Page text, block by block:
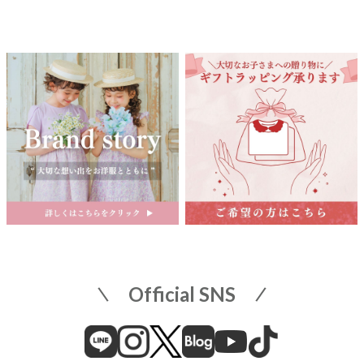
店舗詳細へ
中部
名古屋栄 三越
名古屋市中区栄3-5-1
名古屋栄 三越 7F 子供服売場
近鉄百貨店 上本町店
関東
東武百貨店 船橋店
子供服売場
【開催期間】
2026.08.1 ～ 2026.08.31
2026.08.1 ～ 2026.08.18
そごう横浜店
Official SNS